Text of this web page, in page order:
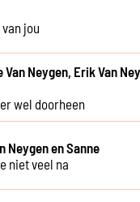
jou
Van Neygen, Erik Van
wel doorheen
Neygen en Sanne
niet veel na